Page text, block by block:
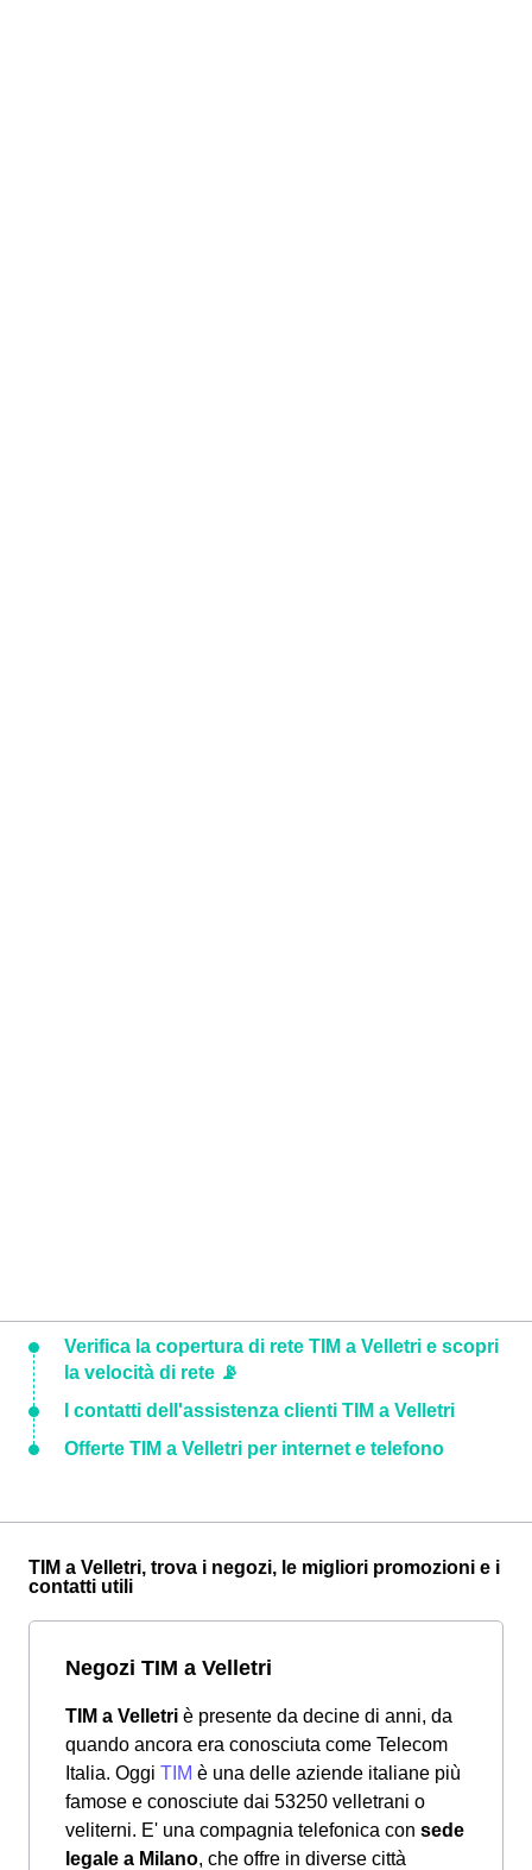
Verifica la copertura di rete TIM a Velletri e scopri
la velocità di rete 📡
I contatti dell'assistenza clienti TIM a Velletri
Offerte TIM a Velletri per internet e telefono
TIM a Velletri, trova i negozi, le migliori promozioni e i
contatti utili
Negozi TIM a Velletri
TIM a Velletri è presente da decine di anni, da
quando ancora era conosciuta come Telecom
Italia. Oggi TIM è una delle aziende italiane più
famose e conosciute dai 53250 velletrani o
veliterni. E' una compagnia telefonica con sede
legale a Milano, che offre in diverse città